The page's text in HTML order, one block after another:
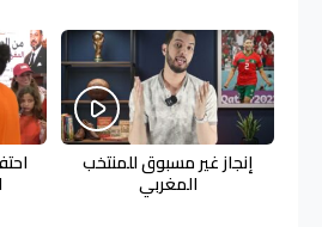
إنجاز غير مسبوق للمنتخب
المغربي